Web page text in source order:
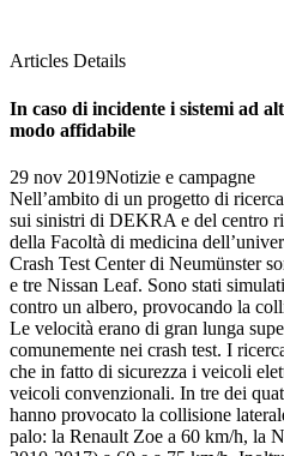
Articles Details
In caso di incidente i sistemi ad
modo affidabile
29 nov 2019Notizie e campagne
Nell’ambito di un progetto di
sui sinistri di DEKRA e del centro
della Facoltà di medicina
Crash Test Center di Neumünster
e tre Nissan Leaf. Sono stati
contro un albero, provocando la
Le velocità erano di gran lunga
comunemente nei crash test. I
che in fatto di sicurezza i veicoli
veicoli convenzionali. In tre dei
hanno provocato la collisione
palo: la Renault Zoe a 60 km/h, la